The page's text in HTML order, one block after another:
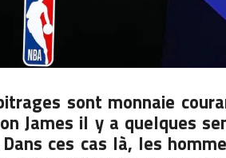
sont monnaie
James il y a quelques
ces cas là, les